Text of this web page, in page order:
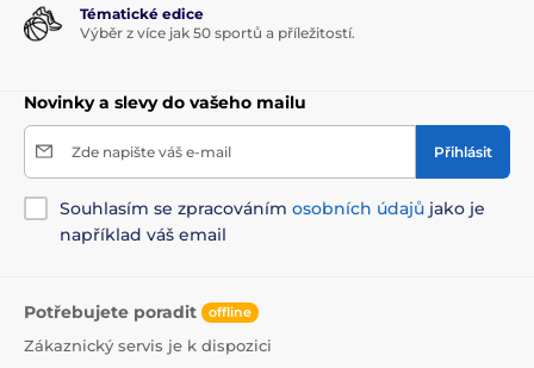
Tématické edice
Výběr z více jak 50 sportů a příležitostí.
Novinky a slevy do vašeho mailu
Zde napište váš e-mail Přihlásit
Souhlasím se zpracováním osobních údajů jako je
například váš email
Potřebujete poradit offline
Zákaznický servis je k dispozici